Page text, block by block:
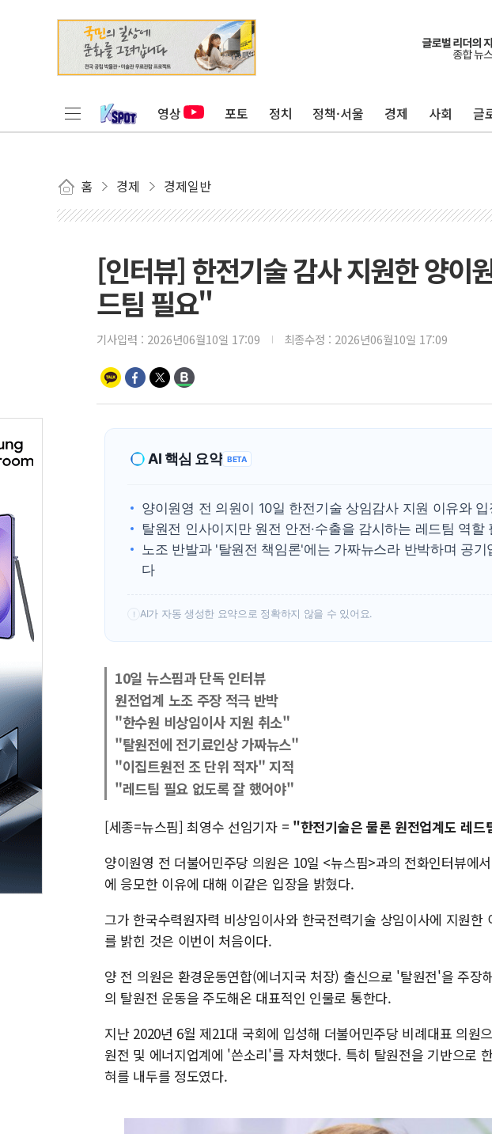
영상 포토 정치 정책·서울 경제 사회 글
홈 경제 경제일반
[인터뷰] 한전기술 감사 지원한 양이
드팀 필요"
기사입력 : 2026년06월10일 17:09 최종수정 : 2026년06월10일 17:09
AI 핵심 요약 BETA
양이원영 전 의원이 10일 한전기술 상임감사 지원 이유와
탈원전 인사이지만 원전 안전·수출을 감시하는 레드팀 역할
노조 반발과 '탈원전 책임론'에는 가짜뉴스라 반박하며 공
다
! AI가 자동 생성한 요약으로 정확하지 않을 수 있어요.
10일 뉴스핌과 단독 인터뷰
원전업계 노조 주장 적극 반박
"한수원 비상임이사 지원 취소"
"탈원전에 전기료인상 가짜뉴스"
"이집트원전 조 단위 적자" 지적
"레드팀 필요 없도록 잘 했어야"
[세종=뉴스핌] 최영수 선임기자 = "한전기술은 물론 원전업계도 레
양이원영 전 더불어민주당 의원은 10일 <뉴스핌>과의 전화인터뷰에
에 응모한 이유에 대해 이같은 입장을 밝혔다.
그가 한국수력원자력 비상임이사와 한국전력기술 상임이사에 지원한
를 밝힌 것은 이번이 처음이다.
양 전 의원은 환경운동연합(에너지국 처장) 출신으로 '탈원전'을 주장
의 탈원전 운동을 주도해온 대표적인 인물로 통한다.
지난 2020년 6월 제21대 국회에 입성해 더불어민주당 비례대표 의원
원전 및 에너지업계에 '쓴소리'를 자처했다. 특히 탈원전을 기반으로
혀를 내두를 정도였다.